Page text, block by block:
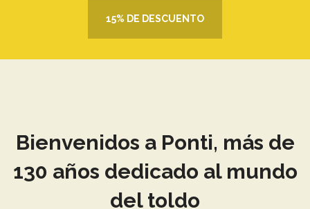
15% DE DESCUENTO
Bienvenidos a Ponti, más de
130 años dedicado al mundo
del toldo